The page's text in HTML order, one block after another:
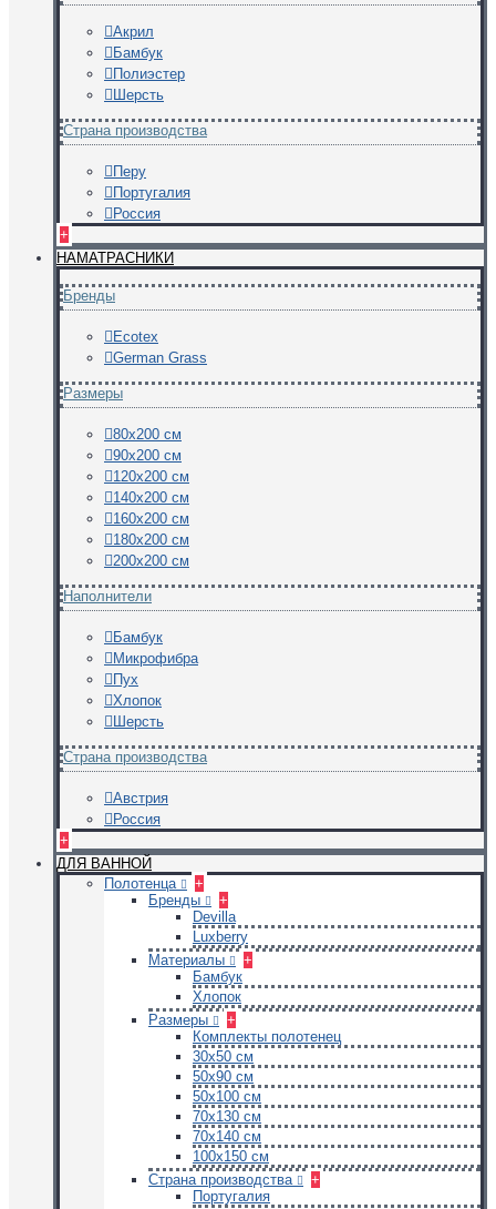
Акрил
Бамбук
Полиэстер
Шерсть
Страна производства
Перу
Португалия
Россия
+
НАМАТРАСНИКИ
Бренды
Ecotex
German Grass
Размеры
80х200 см
90х200 см
120х200 см
140х200 см
160х200 см
180х200 см
200х200 см
Наполнители
Бамбук
Микрофибра
Пух
Хлопок
Шерсть
Страна производства
Австрия
Россия
+
ДЛЯ ВАННОЙ
Полотенца
+
Бренды
+
Devilla
Luxberry
Материалы
+
Бамбук
Хлопок
Размеры
+
Комплекты полотенец
30х50 см
50х90 см
50х100 см
70х130 см
70х140 см
100х150 см
Страна производства
+
Португалия